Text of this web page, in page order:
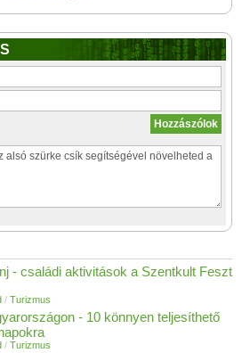
- családi aktivitások a Szentkult Feszt
/ Turizmus
- 10 könnyen teljesíthető
/ Turizmus